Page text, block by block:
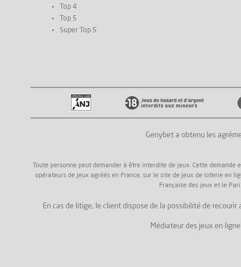
Top 4
Top 5
Super Top 5
Genybet a obtenu les
Toute personne peut demander à être interdite de jeux. Cette
opérateurs de jeux agréés en France, sur le site de jeux de loterie en
Française des jeux et le
En cas de litige, le client dispose de la possibilité de
Médiateur des jeux en